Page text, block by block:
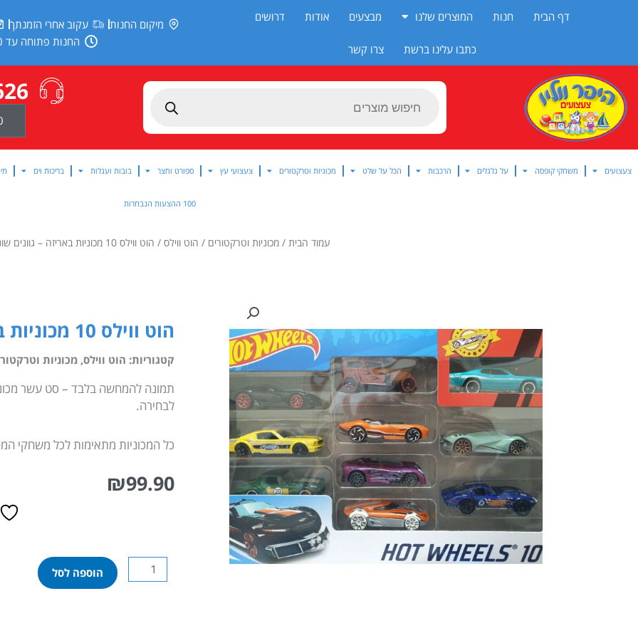
דף הבית חנות המוצרים שלנו מבצעים אודות דרושים
כתבו עלינו ברשת צרו קשר
מיקום החנות עקוב אחרי הזמנתך
החנות פתוחה עד 20:00
Products
צעצועים משחקי קופסה על גלגלים הרכבות הכל על שלט מכוניות וטרקטורים צעצועי עץ ספורט וחצר בובות ועגלות בריכות וים
100 ההצעות הנבחרות
עמוד הבית / מכוניות וטרקטורים / הוט ווילס / הוט ווילס 10 מכוניות באריזה – גוונים שונים
הוט ווילס 10 מכוניות באריזה – גוונים שונים
קטגוריות: הוט ווילס,מכוניות
תמונה להמחשה בלבד – סט עשר
לבחירה.
כל המכוניות מתאימות לכל משחקי
₪99.90
כמות
של
הוספה לסל